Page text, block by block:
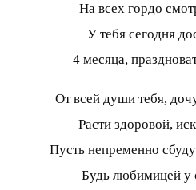
На всех гордо
У тебя сегодня
4 месяца,
От всей души тебя,
Расти здоровой,
Пусть непременно
Будь любимицей у